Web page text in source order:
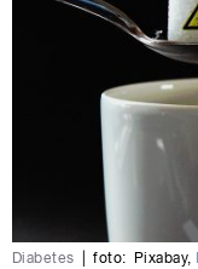
Diabetes foto: Pixabay,